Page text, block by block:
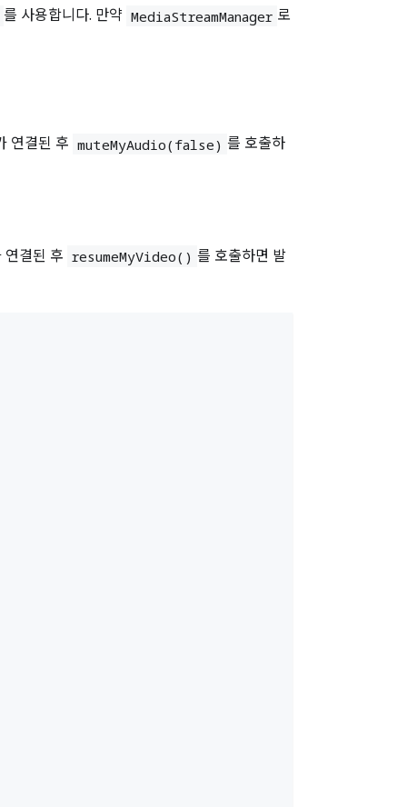
를 사용합니다. 만약 MediaStreamManager 로
연결된 후 muteMyAudio(false) 를 호출하
연결된 후 resumeMyVideo() 를 호출하면 발